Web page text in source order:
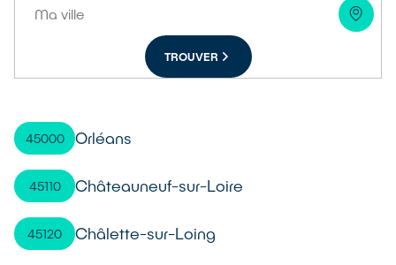
TROUVER
45000 Orléans
45110 Châteauneuf-sur-Loire
45120 Châlette-sur-Loing